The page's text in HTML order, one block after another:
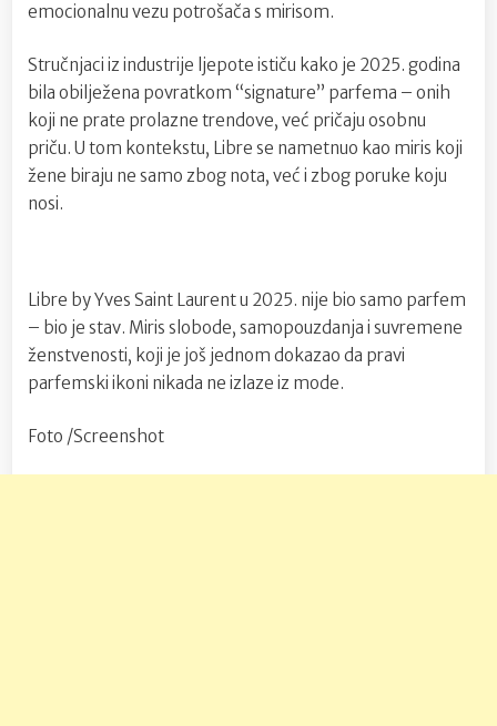
emocionalnu vezu potrošača s mirisom.
Stručnjaci iz industrije ljepote ističu kako je 2025. godina
bila obilježena povratkom “signature” parfema – onih
koji ne prate prolazne trendove, već pričaju osobnu
priču. U tom kontekstu, Libre se nametnuo kao miris koji
žene biraju ne samo zbog nota, već i zbog poruke koju
nosi.
Libre by Yves Saint Laurent u 2025. nije bio samo parfem
– bio je stav. Miris slobode, samopouzdanja i suvremene
ženstvenosti, koji je još jednom dokazao da pravi
parfemski ikoni nikada ne izlaze iz mode.
Foto /Screenshot